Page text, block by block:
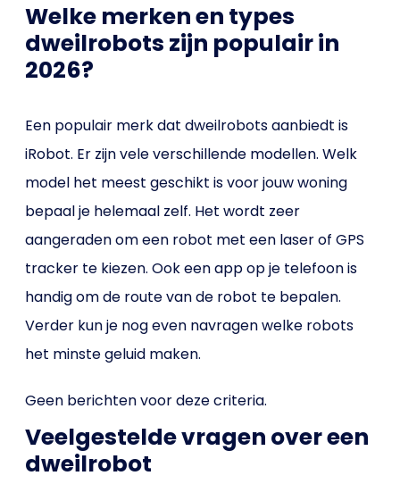
Welke merken en types
dweilrobots zijn populair in
2026?
Een populair merk dat dweilrobots aanbiedt is
iRobot. Er zijn vele verschillende modellen. Welk
model het meest geschikt is voor jouw woning
bepaal je helemaal zelf. Het wordt zeer
aangeraden om een robot met een laser of GPS
tracker te kiezen. Ook een app op je telefoon is
handig om de route van de robot te bepalen.
Verder kun je nog even navragen welke robots
het minste geluid maken.
Geen berichten voor deze criteria.
Veelgestelde vragen over een
dweilrobot